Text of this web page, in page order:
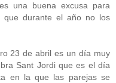
una buena excusa para
que durante el año no los
23 de abril es un día muy
Sant Jordi que es el día
en la que las parejas se